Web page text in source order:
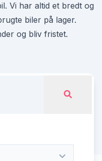
Vi har altid et bredt og
biler på lager.
og bliv fristet.